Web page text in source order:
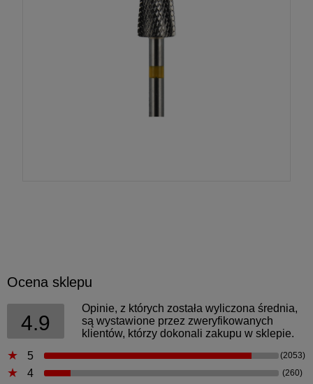
Ocena sklepu
4.9
Opinie, z których została wyliczona średnia,
są wystawione przez zweryfikowanych
klientów, którzy dokonali zakupu w sklepie.
5
(2053)
4 (260)